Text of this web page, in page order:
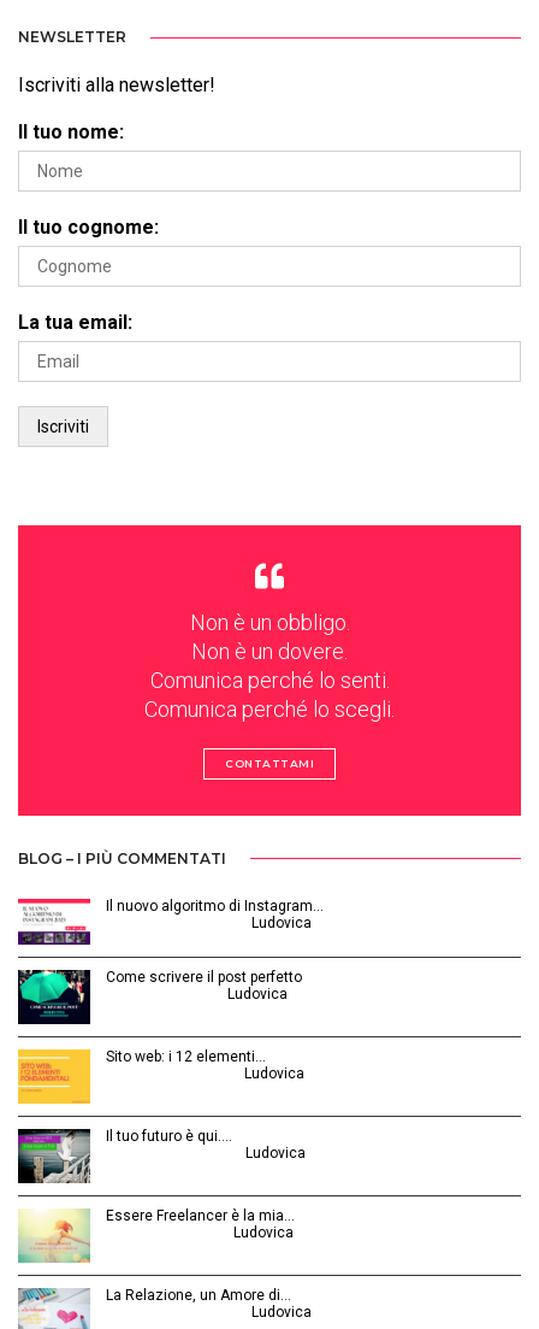
NEWSLETTER
Iscriviti alla newsletter!
Il tuo nome:
Il tuo cognome:
La tua email:
Non è un obbligo.
Non è un dovere.
Comunica perché lo senti.
Comunica perché lo scegli.
CONTATTAMI
BLOG – I PIÙ COMMENTATI
Il nuovo algoritmo di Instagram…
Ludovica
Come scrivere il post perfetto
Ludovica
Sito web: i 12 elementi…
Ludovica
Il tuo futuro è qui.…
Ludovica
Essere Freelancer è la mia…
Ludovica
La Relazione, un Amore di…
Ludovica